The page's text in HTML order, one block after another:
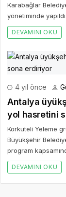
Karabağlar
yönetiminde yapıldı.
DEVAMINI OKU
4 yıl önce
Antalya
yol hasretini
Korkuteli Yeleme
Büyükşehir
program
DEVAMINI OKU